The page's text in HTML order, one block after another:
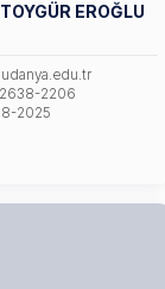
EROĞLU
2206
2025